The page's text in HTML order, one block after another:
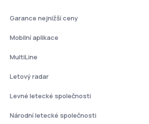
Garance nejnižší ceny
Mobilní aplikace
MultiLine
Letový radar
Levné letecké společnosti
Národní letecké společnosti